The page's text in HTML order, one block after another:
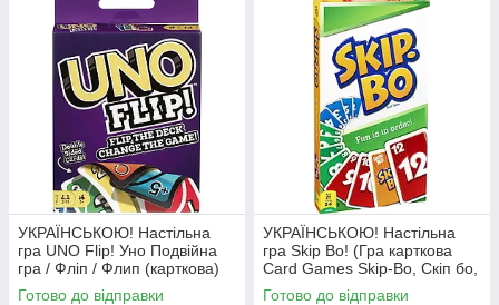
УКРАЇНСЬКОЮ! Настільна
гра UNO Flip! Уно Подвійна
гра / Фліп / Флип (карткова)
Готово до відправки
УКРАЇНСЬКОЮ! Настільна
гра Skip Bo! (Гра карткова
Card Games Skip-Bo, Скіп бо,
Скип бо)
Готово до відправки